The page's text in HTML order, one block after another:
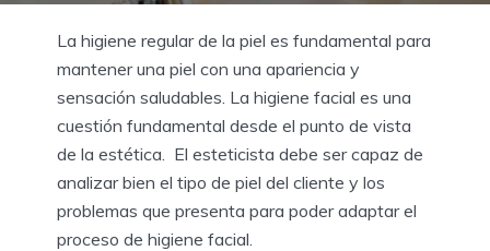
La higiene regular de la piel es fundamental para
mantener una piel con una apariencia y
sensación saludables. La higiene facial es una
cuestión fundamental desde el punto de vista
de la estética. El esteticista debe ser capaz de
analizar bien el tipo de piel del cliente y los
problemas que presenta para poder adaptar el
proceso de higiene facial.